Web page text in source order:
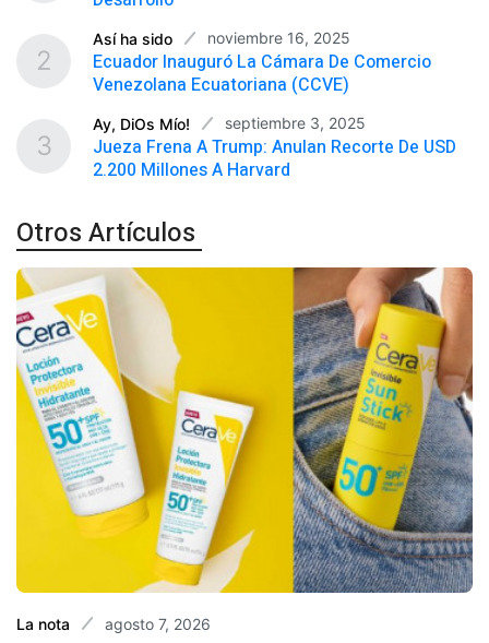
Así ha sido noviembre 16, 2025
Ecuador Inauguró La Cámara De Comercio
Venezolana Ecuatoriana (CCVE)
2
Ay, DiOs Mío! septiembre 3, 2025
Jueza Frena A Trump: Anulan Recorte De USD
2.200 Millones A Harvard
3
Otros Artículos
La nota agosto 7, 2026